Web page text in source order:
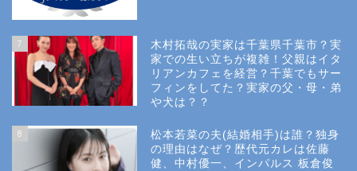
7
木村拓哉の実家は千葉県千葉市？実
家での生い立ちが複雑！父親はイタ
リアンカフェを経営？千葉でもサー
フィンをしてた？実家の父・母・弟
や犬は？？
8
松本若菜の夫(結婚相手)は誰？独身
の理由はなぜ？歴代元カレは佐藤
健、中村優一、インパルス 板倉俊
Privacy Policy
小学校受験